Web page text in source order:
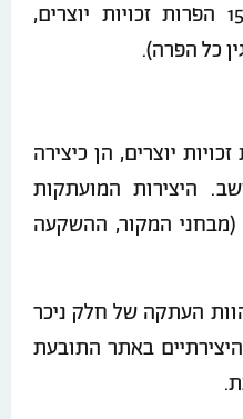
1,500,000 ש"ח (נטען ל-15 הפרות זכויות יוצרים,
יוצרים, הן כיצירה
היצירות המועתקות
(מבחני המקור, ההשקעה
העתקה של חלק ניכר
באתר התובעת